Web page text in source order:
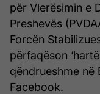
për Vlerësimin e
Preshevës
Forcën
përfaqëson
qëndrueshme në
Facebook.